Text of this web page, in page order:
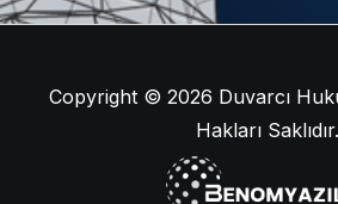
Copyright © 2026 Duvarcı
Hakları Saklıdır.